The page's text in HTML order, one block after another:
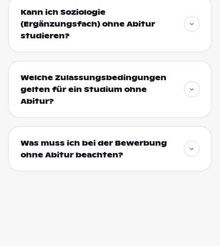
Kann ich Soziologie
(Ergänzungsfach) ohne Abitur
studieren?
Welche Zulassungsbedingungen
gelten für ein Studium ohne
Abitur?
Was muss ich bei der Bewerbung
ohne Abitur beachten?